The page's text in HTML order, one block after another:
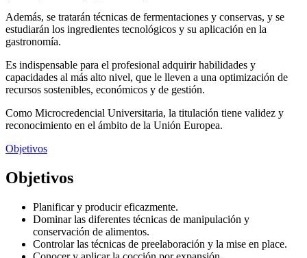
Además, se tratarán técnicas de fermentaciones y conservas, y se
estudiarán los ingredientes tecnológicos y su aplicación en la
gastronomía.
Es indispensable para el profesional adquirir habilidades y
capacidades al más alto nivel, que le lleven a una optimización de
recursos sostenibles, económicos y de gestión.
Como Microcredencial Universitaria, la titulación tiene validez y
reconocimiento en el ámbito de la Unión Europea.
Objetivos
Objetivos
Planificar y producir eficazmente.
Dominar las diferentes técnicas de manipulación y
conservación de alimentos.
Controlar las técnicas de preelaboración y la mise en place.